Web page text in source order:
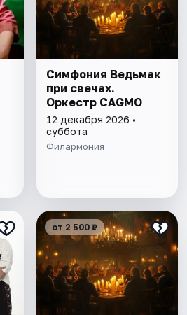
Симфония Ведьмак
при свечах.
Оркестр CAGMO
12 декабря 2026 •
суббота
Филармония
от 2 500 ₽